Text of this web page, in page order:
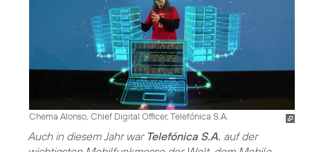
Chema Alonso, Chief Digital Officer, Telefónica S.A.
Auch in diesem Jahr war Telefónica S.A. auf der